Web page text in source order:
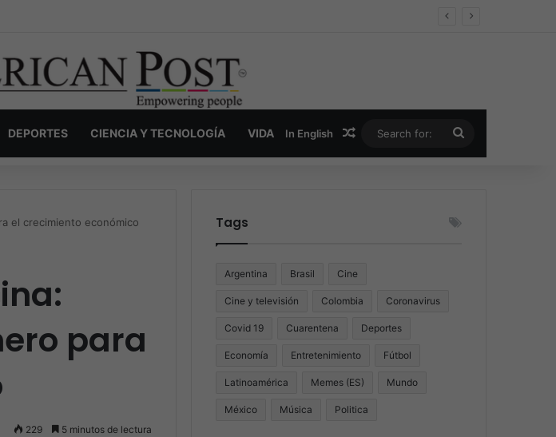
la guerra secreta por la verdad, el poder y la nueva economía de la droga
DEPORTES CIENCIA Y TECNOLOGÍA VIDA In English Random Article
for:
el crecimiento económico
para
229 5 minutos de lectura
Tags
Argentina Brasil Cine
Cine y televisión Colombia Coronavirus
Covid 19 Cuarentena Deportes
Economía Entretenimiento Fútbol
Latinoamérica Memes (ES) Mundo
México Música Politica